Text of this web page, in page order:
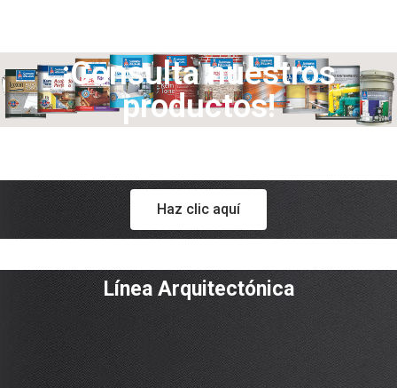
¡Consulta nuestros
productos!
Haz clic aquí
Línea Arquitectónica